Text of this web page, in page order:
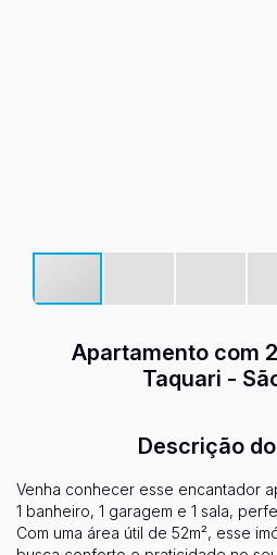
Apartamento com
Taquari -
Descrição
Venha conhecer esse encantador
1 banheiro, 1 garagem e 1 sala,
Com uma área útil de 52m², esse